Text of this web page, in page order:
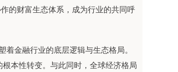
的财富生态体系，成为行业的共同呼
金融行业的底层逻辑与生态格局。
本性转变。与此同时，全球经济格局